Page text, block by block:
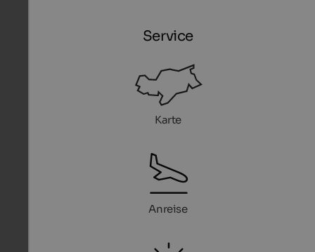
Service
Karte
Anreise